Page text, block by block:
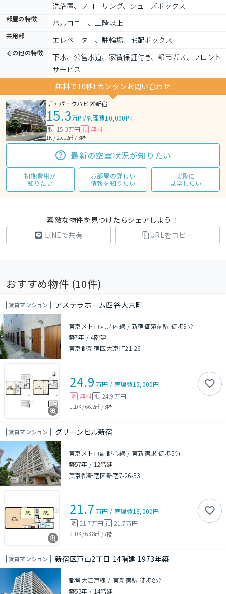
洗濯置、フローリング、シューズボックス
部屋の特徴 バルコニー、二階以上
共用部 エレベーター、駐輪場、宅配ボックス
その他の特徴
下水、公営水道、家賃保証付き、都市ガス、フロント
サービス
無料で10秒! カンタンお問い合わせ
ザ・パークハビオ新宿
15.3万円/管理費10,000円
敷 15.3万円 礼 無料
1K / 25.12㎡ / 3階
最新の空室状況が知りたい
初期費用が
知りたい
お部屋の詳しい
情報を知りたい
実際に
見学したい
素敵な物件を見つけたらシェアしよう！
LINEで共有
URLをコピー
おすすめ物件 (10件)
賃貸マンション アステラホーム四谷大京町
東京メトロ丸ノ内線 / 新宿御苑前駅 徒歩9分
築7年 / 4階建
東京都新宿区大京町21-26
24.9 万円 /管理費15,000円
敷 無料 礼 24.9万円
1LDK/66.2㎡ /3階
賃貸マンション グリーンヒル新宿
東京メトロ副都心線 / 東新宿駅 徒歩5分
築57年 / 12階建
東京都新宿区新宿7-26-53
21.7 万円 /管理費13,000円
敷 21.7万円 礼 21.7万円
2LDK/63.8㎡ /7階
賃貸マンション 新宿区戸山2丁目 14階建 1973年築
都営大江戸線 / 東新宿駅 徒歩8分
築53年 / 14階建